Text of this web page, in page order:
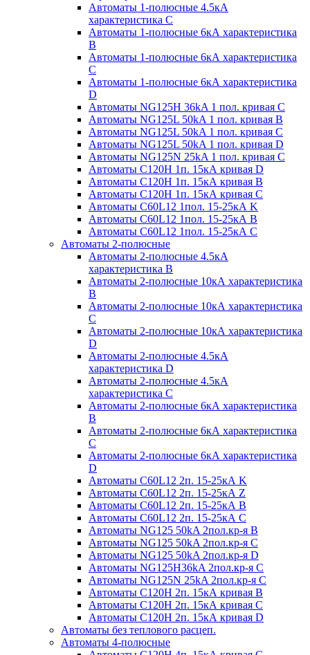
Автоматы 1-полюсные 4.5кА
характеристика С
Автоматы 1-полюсные 6кА характеристика
B
Автоматы 1-полюсные 6кА характеристика
C
Автоматы 1-полюсные 6кА характеристика
D
Автоматы NG125H 36kA 1 пол. кривая C
Автоматы NG125L 50kA 1 пол. кривая B
Автоматы NG125L 50kA 1 пол. кривая C
Автоматы NG125L 50kA 1 пол. кривая D
Автоматы NG125N 25kA 1 пол. кривая C
Автоматы С120H 1п. 15кА кривая D
Автоматы С120H 1п. 15кА кривая В
Автоматы С120H 1п. 15кА кривая С
Автоматы С60L12 1пол. 15-25кА K
Автоматы С60L12 1пол. 15-25кА В
Автоматы С60L12 1пол. 15-25кА С
Автоматы 2-полюсные
Автоматы 2-полюсные 4.5кА
характеристика В
Автоматы 2-полюсные 10кА характеристика
B
Автоматы 2-полюсные 10кА характеристика
C
Автоматы 2-полюсные 10кА характеристика
D
Автоматы 2-полюсные 4.5кА
характеристика D
Автоматы 2-полюсные 4.5кА
характеристика С
Автоматы 2-полюсные 6кА характеристика
B
Автоматы 2-полюсные 6кА характеристика
C
Автоматы 2-полюсные 6кА характеристика
D
Автоматы C60L12 2п. 15-25кА K
Автоматы C60L12 2п. 15-25кА Z
Автоматы C60L12 2п. 15-25кА B
Автоматы C60L12 2п. 15-25кА C
Автоматы NG125 50kA 2пол.кр-я B
Автоматы NG125 50kA 2пол.кр-я C
Автоматы NG125 50kA 2пол.кр-я D
Автоматы NG125H36kA 2пол.кр-я C
Автоматы NG125N 25kA 2пол.кр-я C
Автоматы С120H 2п. 15кА кривая B
Автоматы С120H 2п. 15кА кривая C
Автоматы С120H 2п. 15кА кривая D
Автоматы без теплового расцеп.
Автоматы 4-полюсные